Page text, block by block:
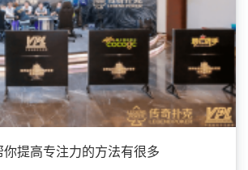
提高专注力的方法有很多